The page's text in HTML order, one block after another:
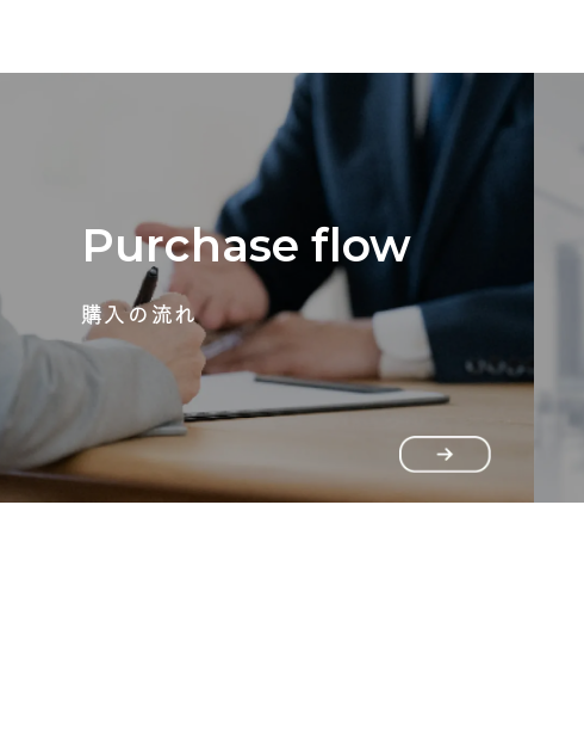
Purchase flow
購入の流れ